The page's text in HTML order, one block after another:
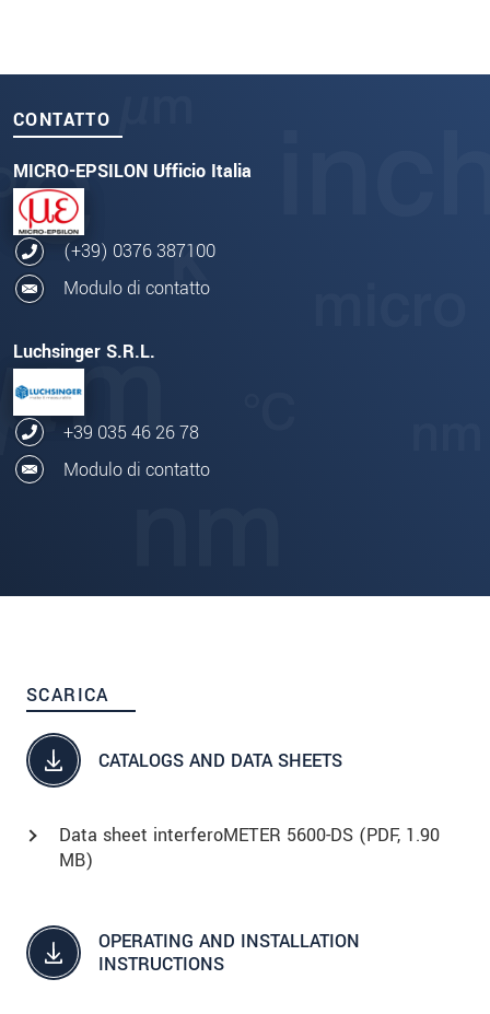
CONTATTO
MICRO-EPSILON Ufficio Italia
(+39) 0376 387100
Modulo di contatto
Luchsinger S.R.L.
+39 035 46 26 78
Modulo di contatto
SCARICA
CATALOGS AND DATA SHEETS
Data sheet interferoMETER 5600-DS (PDF, 1.90
MB)
OPERATING AND INSTALLATION
INSTRUCTIONS